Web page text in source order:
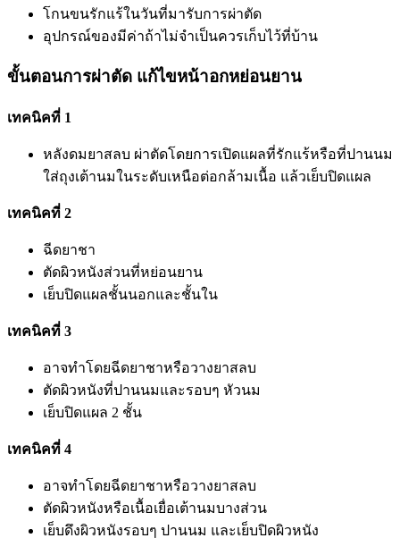
โกนขนรักแร้ในวันที่มารับการผ่าตัด
อุปกรณ์ของมีค่าถ้าไม่จำเป็นควรเก็บไว้ที่บ้าน
ขั้นตอนการผ่าตัด แก้ไขหน้าอกหย่อนยาน
เทคนิคที่ 1
หลังดมยาสลบ ผ่าตัดโดยการเปิดแผลที่รักแร้หรือที่ปานนม
ใส่ถุงเต้านมในระดับเหนือต่อกล้ามเนื้อ แล้วเย็บปิดแผล
เทคนิคที่ 2
ฉีดยาชา
ตัดผิวหนังส่วนที่หย่อนยาน
เย็บปิดแผลชั้นนอกและชั้นใน
เทคนิคที่ 3
อาจทำโดยฉีดยาชาหรือวางยาสลบ
ตัดผิวหนังที่ปานนมและรอบๆ หัวนม
เย็บปิดแผล 2 ชั้น
เทคนิคที่ 4
อาจทำโดยฉีดยาชาหรือวางยาสลบ
ตัดผิวหนังหรือเนื้อเยื่อเต้านมบางส่วน
เย็บดึงผิวหนังรอบๆ ปานนม และเย็บปิดผิวหนัง